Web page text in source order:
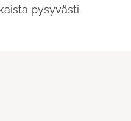
pysyvästi.